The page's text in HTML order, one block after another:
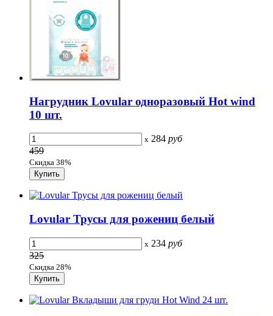
Нагрудник Lovular одноразовый Hot wind
10 шт.
x 284 руб
459
Скидка 38%
Lovular Трусы для рожениц белый
x 234 руб
325
Скидка 28%